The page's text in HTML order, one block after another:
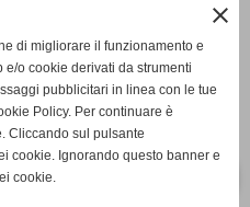
close
di migliorare il funzionamento e
o cookie derivati da strumenti
pubblicitari in linea con le tue
Policy. Per continuare è
Cliccando sul pulsante
cookie. Ignorando questo banner e
cookie.